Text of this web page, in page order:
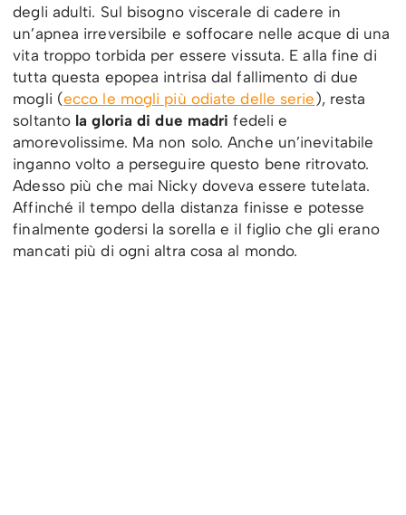
degli adulti. Sul bisogno viscerale di cadere in
un’apnea irreversibile e soffocare nelle acque di una
vita troppo torbida per essere vissuta. E alla fine di
tutta questa epopea intrisa dal fallimento di due
mogli (ecco le mogli più odiate delle serie), resta
soltanto la gloria di due madrifedeli e
amorevolissime. Ma non solo. Anche un’inevitabile
inganno volto a perseguire questo bene ritrovato.
Adesso più che mai Nicky doveva essere tutelata.
Affinché il tempo della distanza finisse e potesse
finalmente godersi la sorella e il figlio che gli erano
mancati più di ogni altra cosa al mondo.